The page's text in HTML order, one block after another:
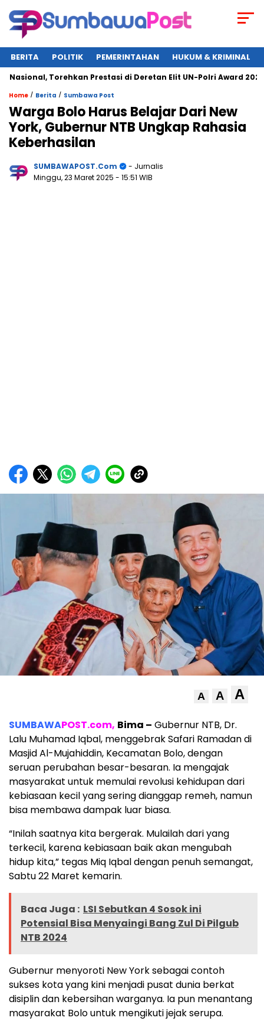
BERITA POLITIK PEMERINTAHAN HUKUM & KRIMINAL
Torehkan Prestasi di Deretan Elit UN-Polri Award 2025
Home / Berita / Sumbawa Post
Warga Bolo Harus Belajar Dari New
York, Gubernur NTB Ungkap Rahasia
Keberhasilan
SUMBAWAPOST.com
- Jurnalis
Minggu, 23 Maret 2025 - 15:51 WIB
A A A
SUMBAWAPOST.com, Bima – Gubernur NTB, Dr.
Lalu Muhamad Iqbal, menggebrak Safari Ramadan di
Masjid Al-Mujahiddin, Kecamatan Bolo, dengan
seruan perubahan besar-besaran. Ia mengajak
masyarakat untuk memulai revolusi kehidupan dari
kebiasaan kecil yang sering dianggap remeh, namun
bisa membawa dampak luar biasa.
“Inilah saatnya kita bergerak. Mulailah dari yang
terkecil, karena kebiasaan baik akan mengubah
hidup kita,” tegas Miq Iqbal dengan penuh semangat,
Sabtu 22 Maret kemarin.
Baca Juga : LSI Sebutkan 4 Sosok ini
Potensial Bisa Menyaingi Bang Zul Di Pilgub
NTB 2024
Gubernur menyoroti New York sebagai contoh
sukses kota yang kini menjadi pusat dunia berkat
disiplin dan kebersihan warganya. Ia pun menantang
masyarakat Bolo untuk mengikuti jejak serupa.